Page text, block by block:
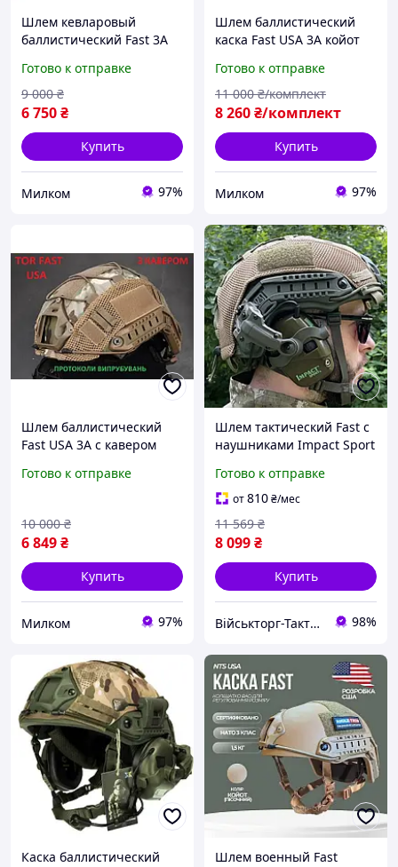
Шлем кевларовый
баллистический Fast 3А
койот
Готово к отправке
6 750₴
9 000 ₴
Купить
Милком 97%
Шлем баллистический
каска Fast USA 3А койот
крепления чебурашка М
L XL
Готово к отправке
8 260₴/комплект
11 000 ₴/комплект
Купить
Милком 97%
Шлем баллистический
Fast USA 3А с кавером
Готово к отправке
6 849₴
10 000 ₴
Купить
Милком 97%
Шлем тактический Fast с
наушниками Impact Sport
IIIA Куленепробивающий
Олива Каска военная
Готово к отправке
от810₴/мес
8 099₴
11 569 ₴
Купить
Військторг-Тактичне спорядження 98%
Каска баллистический
Шлем военный Fast